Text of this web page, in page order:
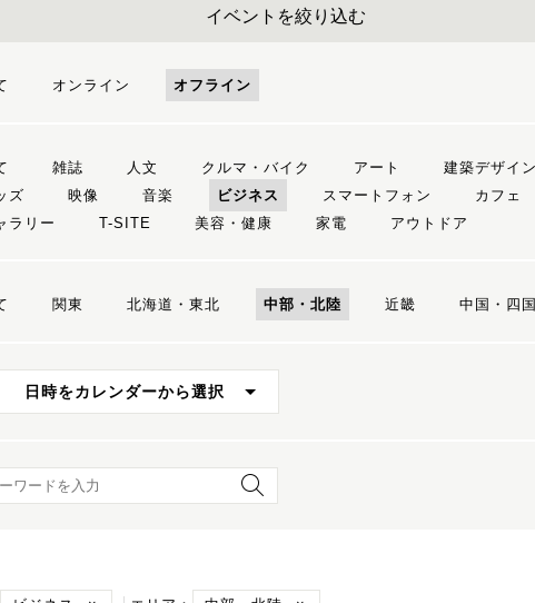
イベントを絞り込む
オンライン オフライン
雑誌 人文 クルマ・バイク アート 建築デザイン
ズ
映像 音楽 ビジネス スマートフォン カフェ
ラリー
T-SITE 美容・健康 家電 アウトドア
関東 北海道・東北 中部・北陸 近畿 中国・四国
日時をカレンダーから選択
ワード検索